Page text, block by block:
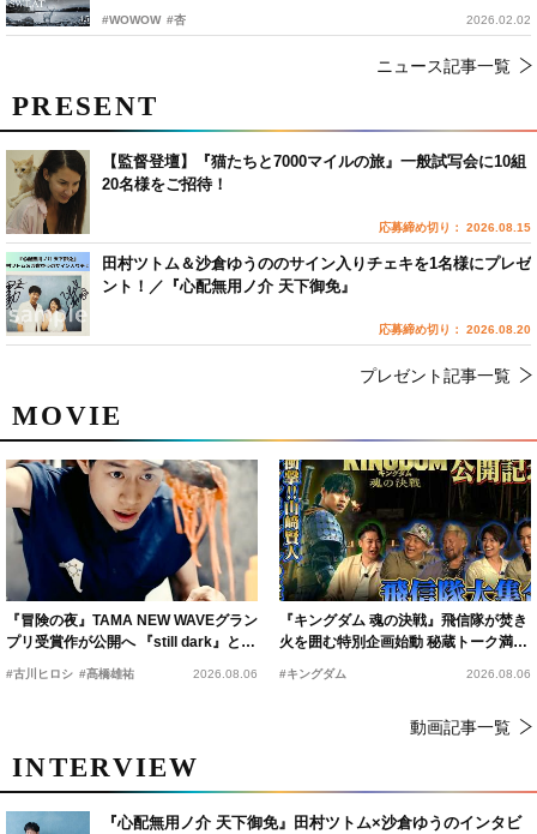
#WOWOW #杏 2026.02.02
ニュース記事一覧
MOVIE
『冒険の夜』TAMA NEW WAVEグラン
プリ受賞作が公開へ 『still dark』と同
時上映決定
#古川ヒロシ #髙橋雄祐 2026.08.06
『キングダム 魂の決戦』飛信隊が焚き
火を囲む特別企画始動 秘蔵トーク満載
の“キングダムキャンプ”開催
#キングダム 2026.08.06
動画記事一覧
INTERVIEW
『心配無用ノ介 天下御免』田村ツトム×沙倉ゆうのインタビ
PRESENT
【監督登壇】『猫たちと7000マイルの旅』一般試写会に10組
20名様をご招待！
応募締め切り： 2026.08.15
田村ツトム＆沙倉ゆうののサイン入りチェキを1名様にプレゼ
ント！／『心配無用ノ介 天下御免』
応募締め切り： 2026.08.20
プレゼント記事一覧